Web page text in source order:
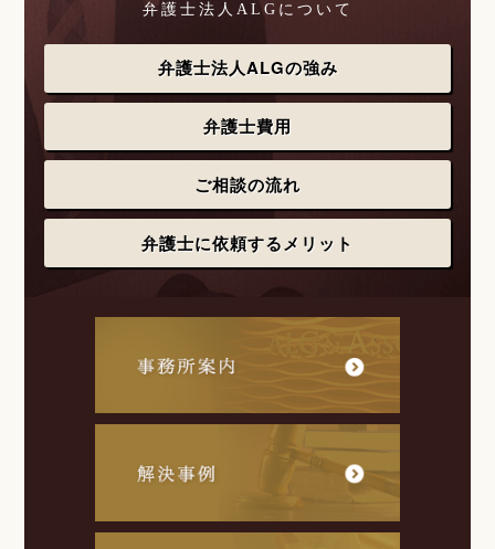
弁護士法人ALGについて
弁護士法人ALGの強み
弁護士費用
ご相談の流れ
弁護士に依頼するメリット